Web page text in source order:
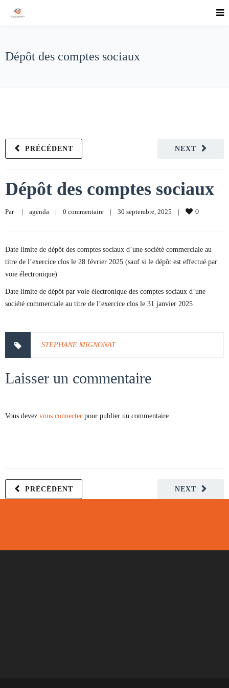
Dépôt des comptes sociaux
NEXT
PRÉCÉDENT
Dépôt des comptes sociaux
Par | agenda | 0 commentaire | 30 septembre, 2025 | 0
Date limite de dépôt des comptes sociaux d’une société commerciale au
titre de l’exercice clos le 28 février 2025 (sauf si le dépôt est effectué par
voie électronique)
Date limite de dépôt par voie électronique des comptes sociaux d’une
société commerciale au titre de l’exercice clos le 31 janvier 2025
STEPHANE MIGNONAT
Laisser un commentaire
Vous devez vous connecter pour publier un commentaire.
NEXT
PRÉCÉDENT